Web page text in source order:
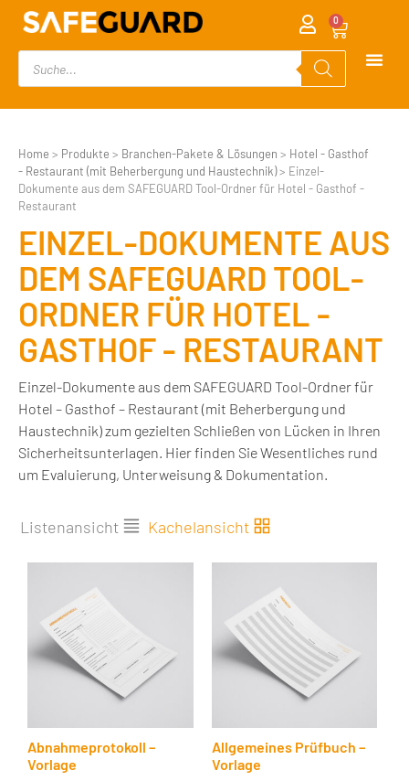
0
Home > Produkte > Branchen-Pakete & Lösungen > Hotel - Gasthof
- Restaurant (mit Beherbergung und Haustechnik)> Einzel-
Dokumente aus dem SAFEGUARD Tool-Ordner für Hotel - Gasthof -
Restaurant
EINZEL-DOKUMENTE AUS
DEM SAFEGUARD TOOL-
ORDNER FÜR HOTEL -
GASTHOF - RESTAURANT
Einzel-Dokumente aus dem SAFEGUARD Tool-Ordner für
Hotel – Gasthof – Restaurant (mit Beherbergung und
Haustechnik) zum gezielten Schließen von Lücken in Ihren
Sicherheitsunterlagen. Hier finden Sie Wesentliches rund
um Evaluierung, Unterweisung & Dokumentation.
Listenansicht Kachelansicht
Abnahmeprotokoll –
Vorlage
Allgemeines Prüfbuch –
Vorlage